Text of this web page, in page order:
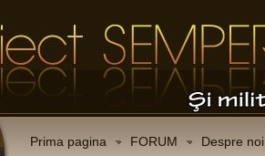
Prima pagina FORUM Despre noi